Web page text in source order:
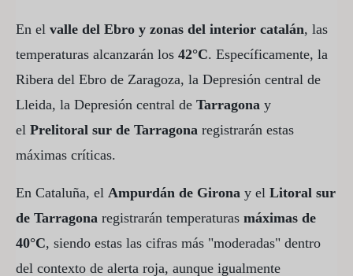
En el valle del Ebro y zonas del interior catalán, las
temperaturas alcanzarán los 42°C. Específicamente, la
Ribera del Ebro de Zaragoza, la Depresión central de
Lleida, la Depresión central de Tarragona y
el Prelitoral sur de Tarragona registrarán estas
máximas críticas.
En Cataluña, el Ampurdán de Girona y el Litoral sur
de Tarragona registrarán temperaturas máximas de
40°C, siendo estas las cifras más "moderadas" dentro
del contexto de alerta roja, aunque igualmente